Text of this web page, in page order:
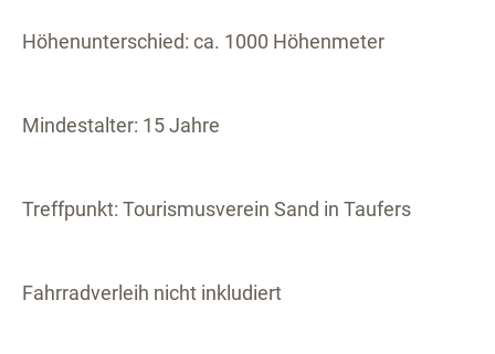
Höhenunterschied: ca. 1000 Höhenmeter
Mindestalter: 15 Jahre
Treffpunkt: Tourismusverein Sand in Taufers
Fahrradverleih nicht inkludiert